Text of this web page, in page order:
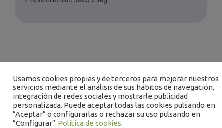
Te puede interesar
Usamos cookies propias y de terceros para mejorar nuestros
servicios mediante el análisis de sus hábitos de navegación,
integración de redes sociales y mostrarle publicidad
personalizada. Puede aceptar todas las cookies pulsando en
“Aceptar” o configurarlas o rechazar su uso pulsando en
“Configurar”. Política de cookies.